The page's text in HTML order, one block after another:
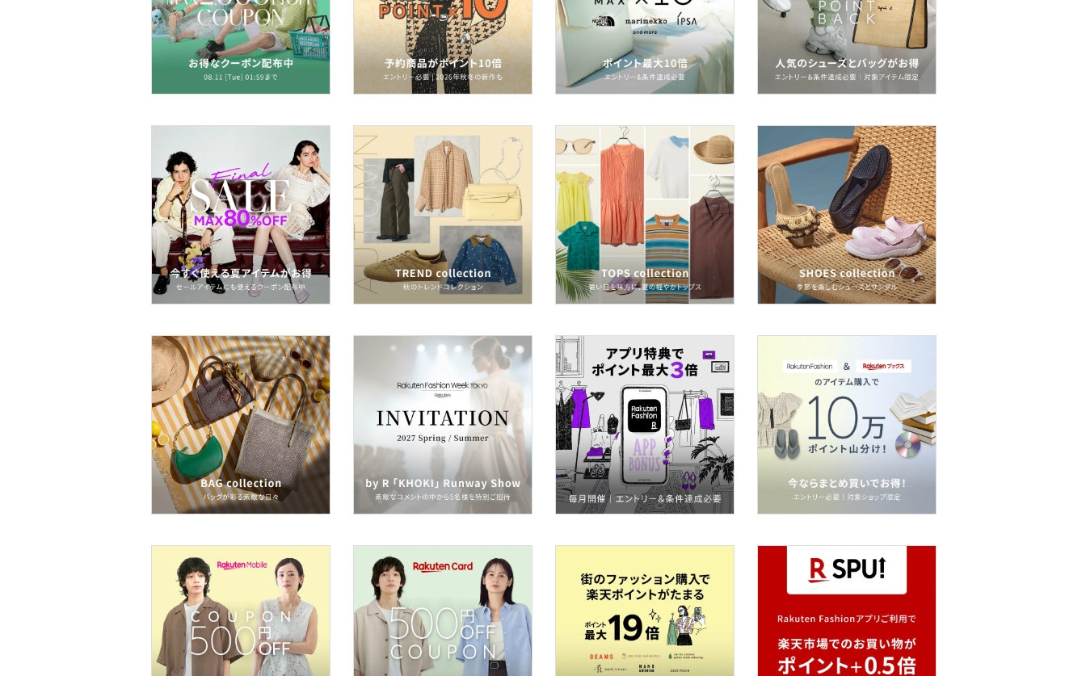
帽子
ヘアアクセサリー
マタニティウェア・ベビ
スーツ・フォーマル
水着・スイムグッズ
着物・浴衣・和装小物
スキンケア
ボディケア・オーラルケ
ヘアケア
食器・調理器具・キッチ
ン用品
インテリア・生活雑貨
スマホグッズ・オーディ
オ機器
文房具
福袋・ギフト・その他